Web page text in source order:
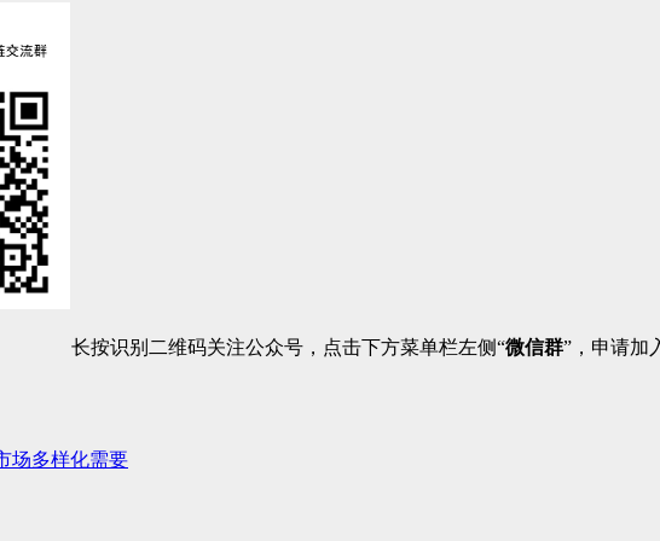
长按识别二维码关注公众号，点击下方菜单栏左侧“微信群”，申请加
场多样化需要